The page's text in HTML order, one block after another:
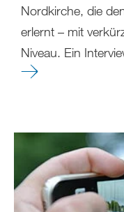
Nordkirche, die
erlernt – mit
Niveau. Ein